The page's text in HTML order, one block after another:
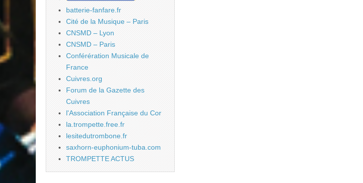
batterie-fanfare.fr
Cité de la Musique – Paris
CNSMD – Lyon
CNSMD – Paris
Conférération Musicale de
France
Cuivres.org
Forum de la Gazette des
Cuivres
l'Association Française du Cor
la.trompette.free.fr
lesitedutrombone.fr
saxhorn-euphonium-tuba.com
TROMPETTE ACTUS